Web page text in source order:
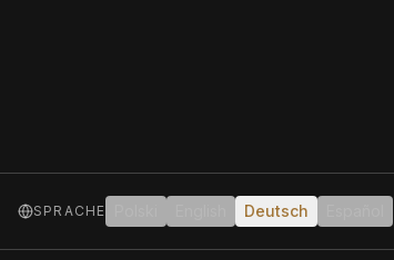
SPRACHE Deutsch